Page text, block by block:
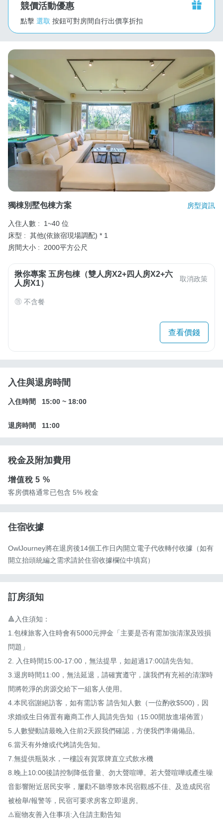
競價活動優惠
點擊 選取 按鈕可對房間自行出價享折扣
獨棟別墅包棟方案 房型資訊
入住人數 :
1~40 位
床型 : 其他(依旅宿現場調配) * 1
房間大小 :
2000平方公尺
揪你專案 五房包棟（雙人房X2+四人房X2+六
人房X1）
取消政策
不含餐
查看價錢
入住與退房時間
入住時間 15:00 ~ 18:00
退房時間 11:00
稅金及附加費用
增值稅5 %
客房價格通常已包含 5% 稅金
住宿收據
OwlJourney將在退房後14個工作日內開立電子代收轉付收據（如有
開立抬頭統編之需求請於住宿收據欄位中填寫）
訂房須知
🔺入住須知：
1.包棟旅客入住時會有5000元押金「主要是否有需加強清潔及毀損
問題」
2. 入住時間15:00-17:00，無法提早，如超過17:00請先告知。
3.退房時間11:00，無法延退，請確實遵守，讓我們有充裕的清潔時
間將乾淨的房源交給下一組客人使用。
4.本民宿謝絕訪客，如有需訪客 請告知人數（一位酌收$500​)，因
求婚或生日佈置有廠商工作人員請先告知（15:00開放進場佈置）
5.人數變動請最晚入住前2天跟我們確認，方便我們準備備品。
6.當天有外燴或代烤請先告知。
7.無提供瓶裝水，一樓設有賀眾牌直立式飲水機
8.晚上10:00後請控制降低音量、勿大聲喧嘩。若大聲喧嘩或產生噪
音影響附近居民安寧，屢勸不聽導致本民宿觀感不佳、及造成民宿
被檢舉/報警等，民宿可要求房客立即退房。
⚠️寵物友善入住事項:入住請主動告知